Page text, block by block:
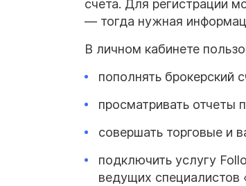
счета. Для регистрации
— тогда нужная
В личном кабинете
пополнять брокерский
просматривать отчеты
совершать торговые и
подключить услугу
ведущих специалистов